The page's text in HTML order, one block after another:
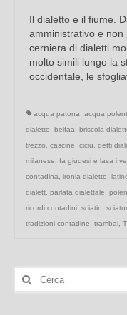
Il dialetto e il fiume.
amministrativo e non
cerniera di dialetti
molto simili lungo la
occidentale, le
acqua patona acqua
dialetto
belfaa briscola
trezzo
cascine ciciu detti
milanese
fa giudesi e lasa i
contadina
ironia dialetto
dialett parlata dialettale
ricordi contadini sciatin
tradizioni contadine
trambai
Cerca: